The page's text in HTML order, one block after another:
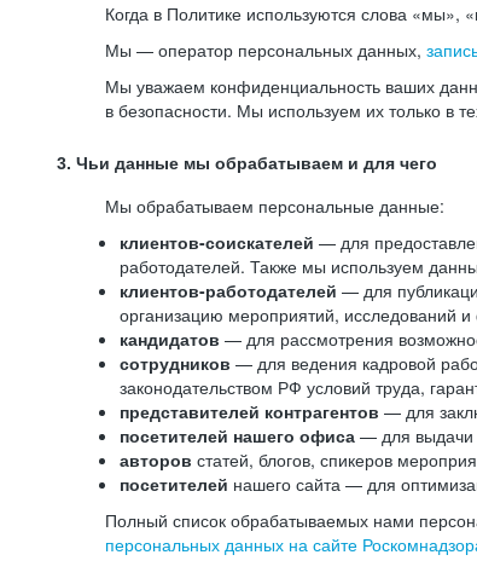
Когда в Политике используются слова
Мы — оператор персональных данных,
Мы уважаем конфиденциальность ваших
в безопасности. Мы используем их только в
3. Чьи данные мы обрабатываем и для чего
Мы обрабатываем персональные данные:
клиентов-соискателей — для
работодателей. Также мы используем
клиентов-работодателей — для
организацию мероприятий, исследований
кандидатов — для рассмотрения
сотрудников — для ведения кадровой
законодательством РФ условий труда,
представителей контрагентов — для
посетителей нашего офиса — для выдачи
авторов статей, блогов, спикеров
посетителей нашего сайта — для
Полный список обрабатываемых нами
персональных данных на сайте